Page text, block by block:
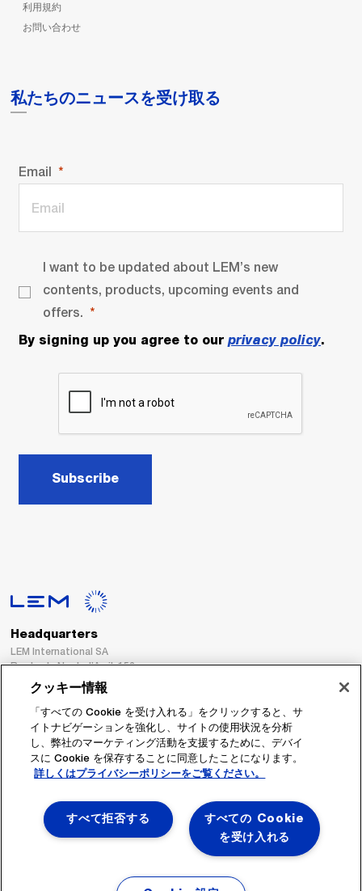
利用規約
お問い合わせ
私たちのニュースを受け取る
Email
I want to be updated about LEM’s new
contents, products, upcoming events and
offers.
By signing up you agree to our privacy policy.
Subscribe
Headquarters
LEM International SA
Route du Nant-d’Avril, 152
1217 Meyrin
Switzerland
Tel. :
+41 22 706 11 11
Fax : +41 22 794 94 78
フォローする
クッキー情報
「すべての Cookie を受け入れる」をクリックすると、サ
イトナビゲーションを強化し、サイトの使用状況を分析
し、弊社のマーケティング活動を支援するために、デバイ
スに Cookie を保存することに同意したことになります。
詳しくはプライバシーポリシーをご覧ください。
すべての Cookie
を受け入れる
すべて拒否する